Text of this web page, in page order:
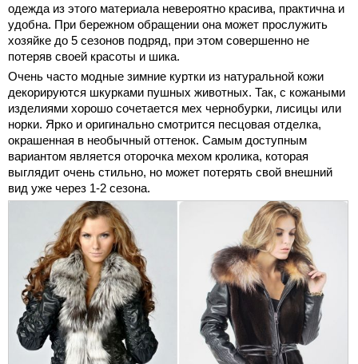
одежда из этого материала невероятно красива, практична и
удобна. При бережном обращении она может прослужить
хозяйке до 5 сезонов подряд, при этом совершенно не
потеряв своей красоты и шика.
Очень часто модные зимние куртки из натуральной кожи
декорируются шкурками пушных животных. Так, с кожаными
изделиями хорошо сочетается мех чернобурки, лисицы или
норки. Ярко и оригинально смотрится песцовая отделка,
окрашенная в необычный оттенок. Самым доступным
вариантом является оторочка мехом кролика, которая
выглядит очень стильно, но может потерять свой внешний
вид уже через 1-2 сезона.